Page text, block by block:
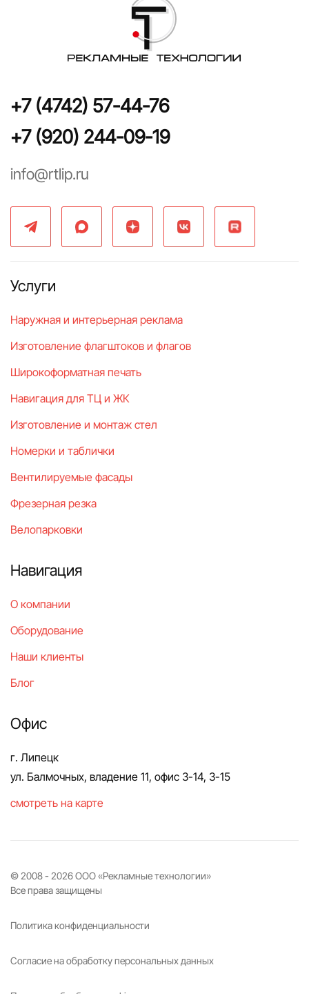
+7 (4742) 57-44-76
+7 (920) 244-09-19
info@rtlip.ru
Услуги
Наружная и интерьерная реклама
Изготовление флагштоков и флагов
Широкоформатная печать
Навигация для ТЦ и ЖК
Изготовление и монтаж стел
Номерки и таблички
Вентилируемые фасады
Фрезерная резка
Велопарковки
Навигация
О компании
Оборудование
Наши клиенты
Блог
Офис
г. Липецк
ул. Балмочных, владение 11, офис 3-14, 3-15
смотреть на карте
© 2008 - 2026ООО «Рекламные технологии»
Все права защищены
Политика конфиденциальности
Согласие на обработку персональных данных